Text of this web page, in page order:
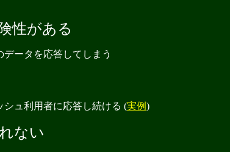
性がある
ータを応答してしまう
ュ利用者に応答し続ける (実例)
ない